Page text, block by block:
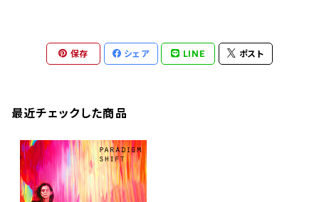
保存 シェア LINE ポスト
最近チェックした商品